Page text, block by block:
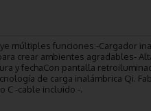
múltiples funciones:-Cargador
crear ambientes agradables-
y fechaCon pantalla
de carga inalámbrica Qi.
C -cable incluido -.